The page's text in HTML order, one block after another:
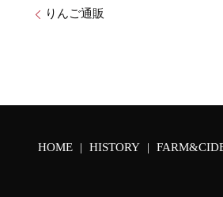
りんご通販
HOME HISTORY